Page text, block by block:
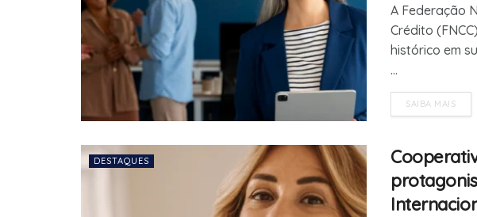
A Federação
Crédito
histórico em
...
SAIBA MAIS
DESTAQUES